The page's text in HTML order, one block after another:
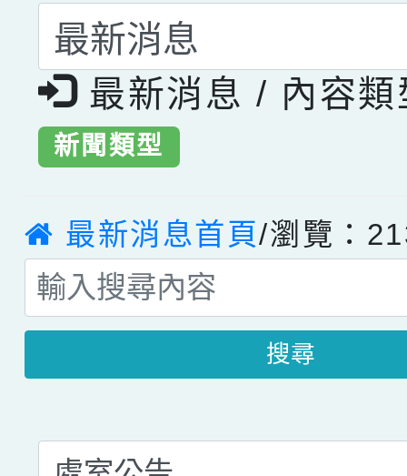
選擇後頁面內容會更
最新消息 / 內容類
新聞類型
最新消息首頁/瀏覽：
搜尋